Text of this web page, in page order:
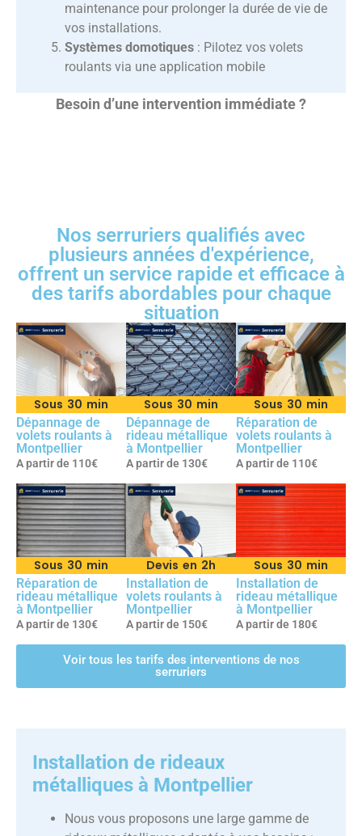
maintenance pour prolonger la durée de vie de
vos installations.
Systèmes domotiques : Pilotez vos volets
roulants via une application mobile
Besoin d’une intervention immédiate ?
Nos serruriers qualifiés avec
plusieurs années d'expérience,
offrent un service rapide et efficace à
des tarifs abordables pour chaque
situation
Sous 30 min
Dépannage de
volets roulants à
Montpellier
A partir de 110€
Sous 30 min
Dépannage de
rideau métallique
à Montpellier
A partir de 130€
Sous 30 min
Réparation de
volets roulants à
Montpellier
A partir de 110€
Sous 30 min
Réparation de
rideau métallique
à Montpellier
A partir de 130€
Devis en 2h
Installation de
volets roulants à
Montpellier
A partir de 150€
Sous 30 min
Installation de
rideau métallique
à Montpellier
A partir de 180€
Voir tous les tarifs des interventions de nos
serruriers
Installation de rideaux
métalliques à Montpellier
Nous vous proposons une large gamme de